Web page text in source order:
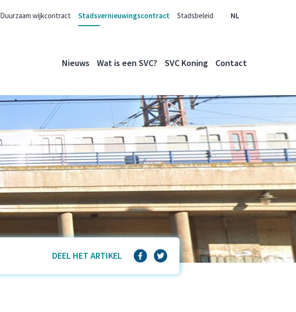
Duurzaam wijkcontract Stadsvernieuwingscontract Stadsbeleid NL
Nieuws Wat is een SVC? SVC Koning Contact
DEEL HET ARTIKEL